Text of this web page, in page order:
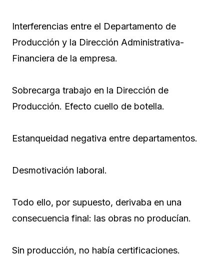
Interferencias entre el Departamento de
Producción y la Dirección Administrativa-
Financiera de la empresa.
Sobrecarga trabajo en la Dirección de
Producción. Efecto cuello de botella.
Estanqueidad negativa entre departamentos.
Desmotivación laboral.
Todo ello, por supuesto, derivaba en una
consecuencia final: las obras no producían.
Sin producción, no había certificaciones.